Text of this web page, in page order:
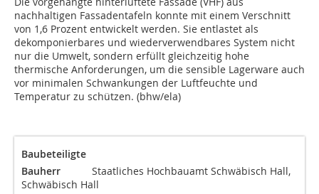
nachhaltigen Fassadentafeln konnte mit einem Verschnitt
von 1,6 Prozent entwickelt werden. Sie entlastet als
dekomponierbares und wiederverwendbares System nicht
nur die Umwelt, sondern erfüllt gleichzeitig hohe
thermische Anforderungen, um die sensible Lagerware auch
vor minimalen Schwankungen der Luftfeuchte und
Temperatur zu schützen. (bhw/ela)
Baubeteiligte
Bauherr Staatliches Hochbauamt Schwäbisch Hall,
Schwäbisch Hall